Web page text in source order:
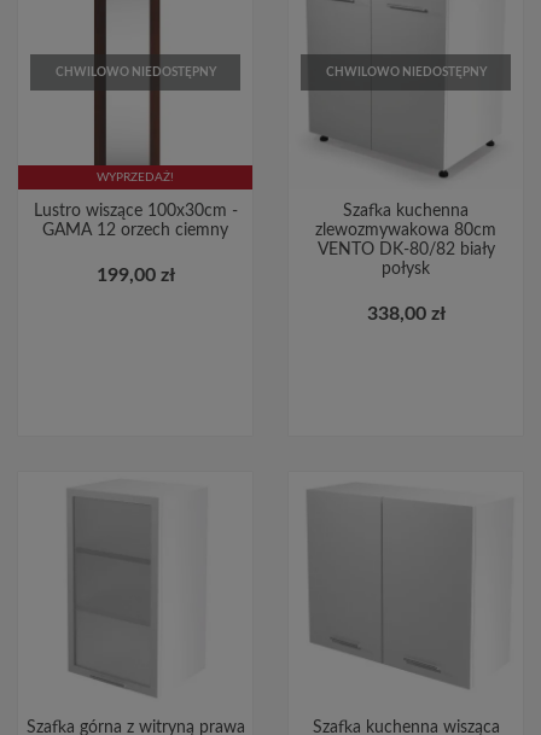
WYPRZEDAŻ!
CHWILOWO NIEDOSTĘPNY
Lustro wiszące 100x30cm -
GAMA 12 orzech ciemny
199,00 zł
CHWILOWO NIEDOSTĘPNY
Szafka kuchenna
zlewozmywakowa 80cm
VENTO DK-80/82 biały
połysk
338,00 zł
Szafka górna z witryną prawa
Szafka kuchenna wisząca